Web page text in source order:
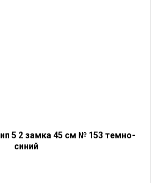
5 2 замка 45 см № 153 темно-
синий